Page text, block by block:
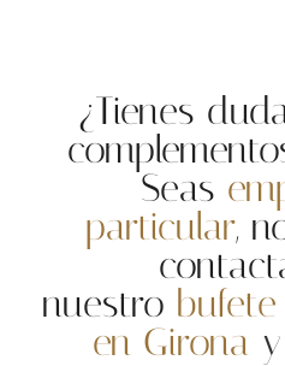
¿Tienes
Seas
particular,
nuestro
en Girona